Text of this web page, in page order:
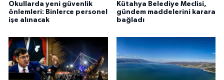
Okullarda yeni güvenlik
önlemleri: Binlerce personel
işe alınacak
Kütahya Belediye Meclisi,
gündem maddelerini karara
bağladı